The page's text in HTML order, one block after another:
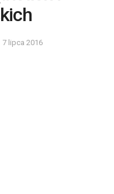
7 lipca 2016